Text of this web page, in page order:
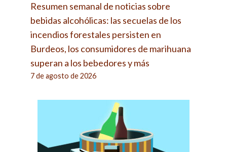
Resumen semanal de noticias sobre
bebidas alcohólicas: las secuelas de los
incendios forestales persisten en
Burdeos, los consumidores de marihuana
superan a los bebedores y más
7 de agosto de 2026